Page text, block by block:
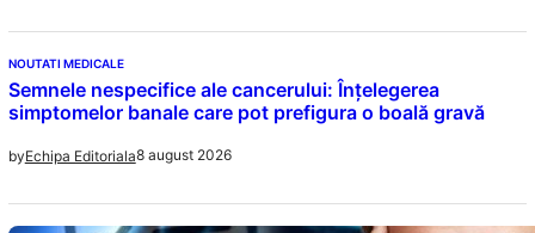
NOUTATI MEDICALE
Semnele nespecifice ale cancerului: Înțelegerea
simptomelor banale care pot prefigura o boală gravă
byEchipa Editoriala8 august 2026